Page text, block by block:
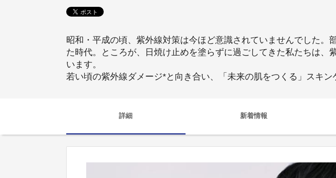
昭和・平成の頃、紫外線対策は今ほど意識されていませんでした
た時代。ところが、日焼け止めを塗らずに過ごしてきた私たちは
います。
若い頃の紫外線ダメージ*と向き合い、「未来の肌をつくる」スキ
詳細 新着情報